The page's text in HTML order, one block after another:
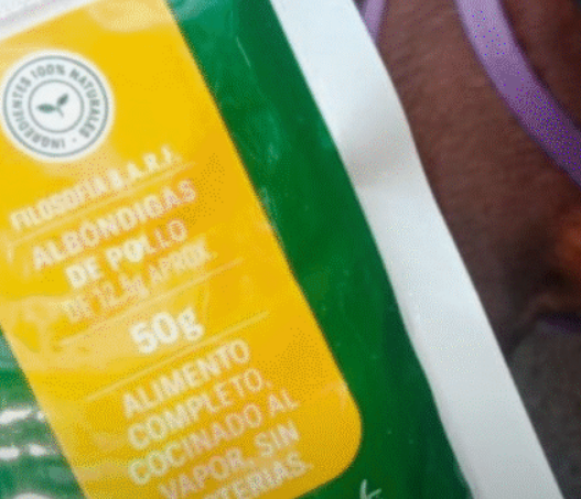
Publicidad
Publicidad
Social Media
TikTok WhatsApp InstagramSpotify YouTube Facebook Twitter